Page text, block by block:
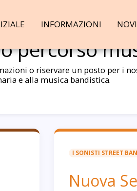
percorso
o riservare un posto per i
e alla musica bandistica.
I SONISTI STREET
Nuova
INFORMAZIONI